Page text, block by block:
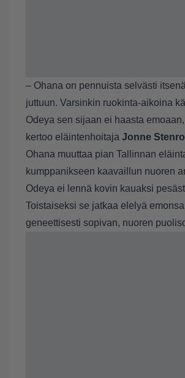
– Ohana on pennuista selvästi
juttuun. Varsinkin ruokinta-aikoina
Odeya sen sijaan ei haasta
kertoo eläintenhoitaja Jonne
Ohana muuttaa pian Tallinnan
kumppanikseen kaavaillun nuoren
Odeya ei lennä kovin kauaksi
Toistaiseksi se jatkaa elelyä
geneettisesti sopivan, nuoren